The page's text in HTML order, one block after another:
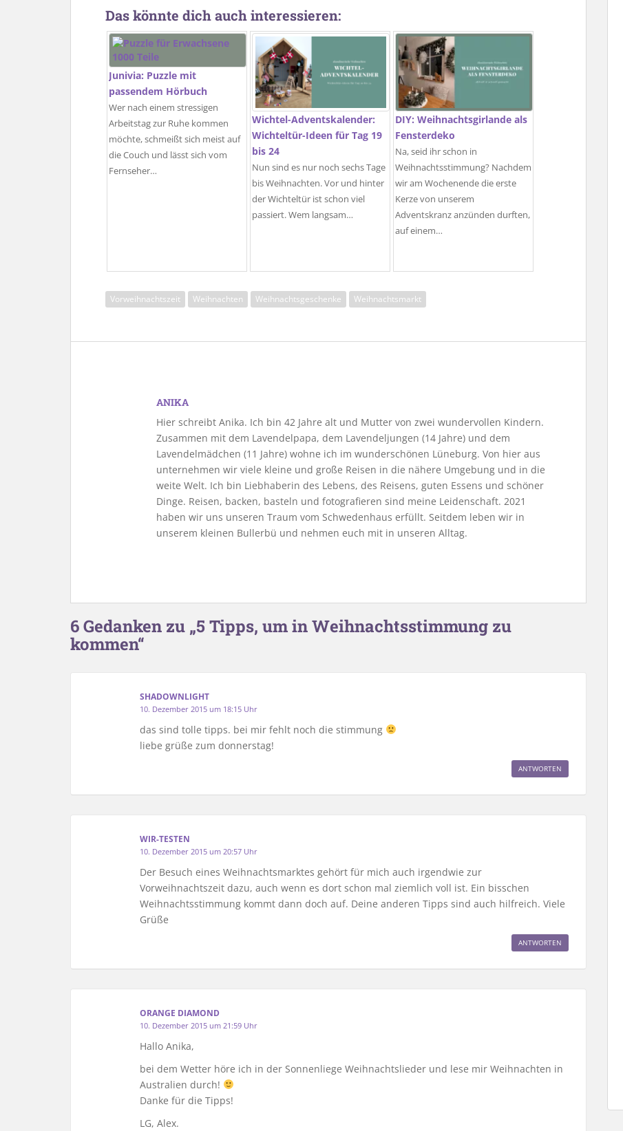
Das könnte dich auch interessieren:
Junivia: Puzzle mit
passendem Hörbuch
Wer nach einem stressigen
Arbeitstag zur Ruhe kommen
möchte, schmeißt sich meist auf
die Couch und lässt sich vom
Fernseher…
Wichtel-Adventskalender:
Wichteltür-Ideen für Tag 19
bis 24
Nun sind es nur noch sechs Tage
bis Weihnachten. Vor und hinter
der Wichteltür ist schon viel
passiert. Wem langsam…
DIY: Weihnachtsgirlande als
Fensterdeko
Na, seid ihr schon in
Weihnachtsstimmung? Nachdem
wir am Wochenende die erste
Kerze von unserem
Adventskranz anzünden durften,
auf einem…
Vorweihnachtszeit Weihnachten Weihnachtsgeschenke Weihnachtsmarkt
ANIKA
Hier schreibt Anika. Ich bin 42 Jahre alt und Mutter von zwei wundervollen Kindern.
Zusammen mit dem Lavendelpapa, dem Lavendeljungen (14 Jahre) und dem
Lavendelmädchen (11 Jahre) wohne ich im wunderschönen Lüneburg. Von hier aus
unternehmen wir viele kleine und große Reisen in die nähere Umgebung und in die
weite Welt. Ich bin Liebhaberin des Lebens, des Reisens, guten Essens und schöner
Dinge. Reisen, backen, basteln und fotografieren sind meine Leidenschaft. 2021
haben wir uns unseren Traum vom Schwedenhaus erfüllt. Seitdem leben wir in
unserem kleinen Bullerbü und nehmen euch mit in unseren Alltag.
6 Gedanken zu „5 Tipps, um in Weihnachtsstimmung zu
kommen“
SHADOWNLIGHT
10. Dezember 2015 um 18:15 Uhr
das sind tolle tipps. bei mir fehlt noch die stimmung
liebe grüße zum donnerstag!
ANTWORTEN
WIR-TESTEN
10. Dezember 2015 um 20:57 Uhr
Der Besuch eines Weihnachtsmarktes gehört für mich auch irgendwie zur
Vorweihnachtszeit dazu, auch wenn es dort schon mal ziemlich voll ist. Ein bisschen
Weihnachtsstimmung kommt dann doch auf. Deine anderen Tipps sind auch hilfreich. Viele
Grüße
ANTWORTEN
ORANGE DIAMOND
10. Dezember 2015 um 21:59 Uhr
Hallo Anika,
bei dem Wetter höre ich in der Sonnenliege Weihnachtslieder und lese mir Weihnachten in
Australien durch!
Danke für die Tipps!
LG, Alex.